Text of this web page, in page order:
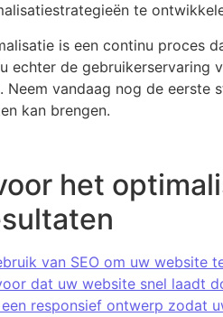
te
is een continu proces
echter de gebruikerservaring
Neem vandaag nog de
kan brengen.
het
van SEO om uw website
dat uw website snel laadt
responsief ontwerp zodat